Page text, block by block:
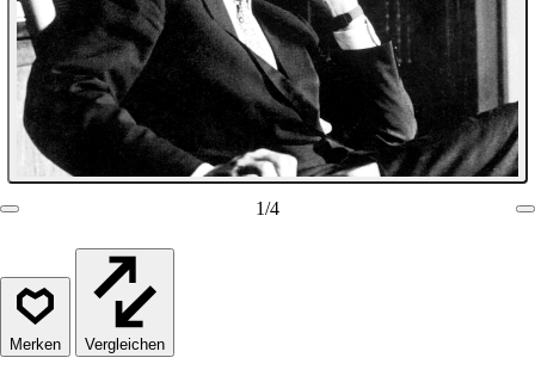
1/4
Vergleichen